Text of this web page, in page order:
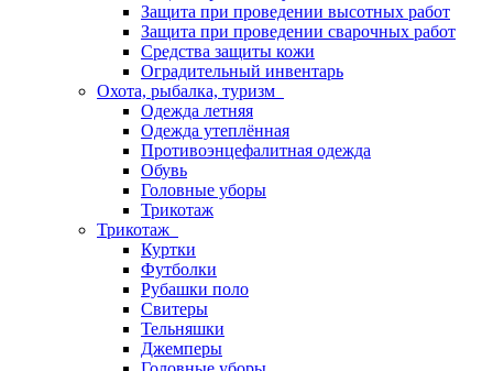
Защита при проведении высотных работ
Защита при проведении сварочных работ
Средства защиты кожи
Оградительный инвентарь
Охота, рыбалка, туризм
Одежда летняя
Одежда утеплённая
Противоэнцефалитная одежда
Обувь
Головные уборы
Трикотаж
Трикотаж
Куртки
Футболки
Рубашки поло
Свитеры
Тельняшки
Джемперы